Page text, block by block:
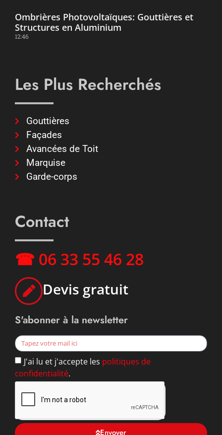
Ombrières Photovoltaïques: Gouttières et
Structures en Aluminium
12:46
Les Plus Recherchés
Gouttières
Façades
Avancées de Toit
Marquise
Garde-corps
Contact
☎ 06 33 55 46 28
Devis gratuit
S'abonner à la newsletter
J'ai lu et j'accepte les politiques de
confidentialité.
Envoyer